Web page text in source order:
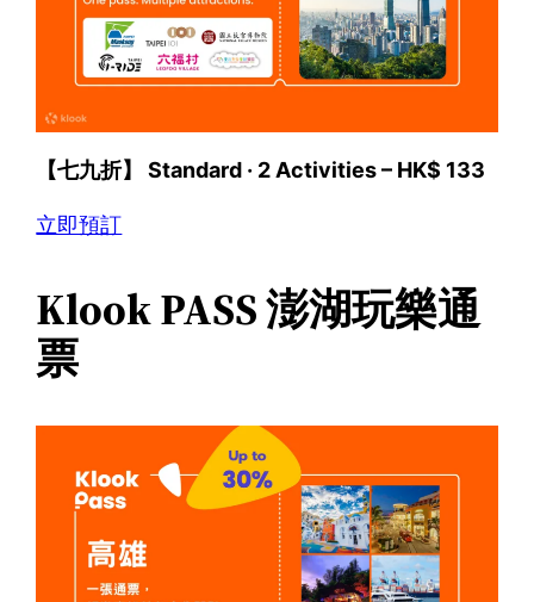
【七九折】 Standard · 2 Activities – HK$ 133
立即預訂
Klook PASS 澎湖玩樂通
票